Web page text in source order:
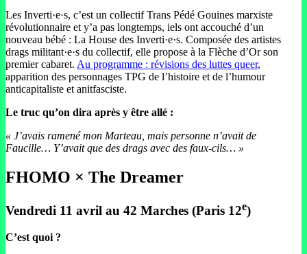
Les Inverti·e·s, c’est un collectif Trans Pédé Gouines marxiste
révolutionnaire et y’a pas longtemps, iels ont accouché d’un
nouveau bébé : La House des Inverti·e·s. Composée des artistes
drags militant·e·s du collectif, elle propose à la Flèche d’Or son
premier cabaret. Au programme : révisions des luttes queer,
apparition des personnages TPG de l’histoire et de l’humour
anticapitaliste et anitfasciste.
Le truc qu’on dira après y être allé :
« J’avais ramené mon Marteau, mais personne n’avait de
Faucille… Y’avait que des drags avec des faux-cils… »
FHOMO × The Dreamer
Vendredi 11 avril au 42 Marches (Paris 12e)
C’est quoi ?